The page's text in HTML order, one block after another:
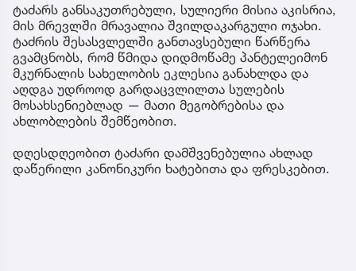
ტაძარს განსაკუთრებული, სულიერი მისია აკისრია,
მის მრევლში მრავალია შვილდაკარგული ოჯახი.
ტაძრის შესასვლელში განთავსებული წარწერა
გვამცნობს, რომ წმიდა დიდმოწამე პანტელეიმონ
მკურნალის სახელობის ეკლესია განახლდა და
აღდგა უდროოდ გარდაცვლილთა სულების
მოსახსენიებლად — მათი მეგობრებისა და
ახლობლების შემწეობით.
დღესდღეობით ტაძარი დამშვენებულია ახლად
დაწერილი კანონიკური ხატებითა და ფრესკებით.